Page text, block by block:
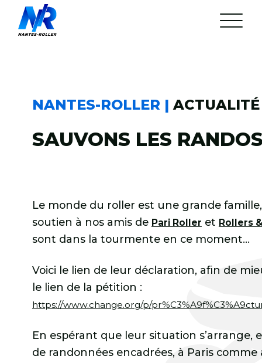
contenu
Réunion mensuelle
Nos Partenaires
La rando du Jeudi
Discord
Agenda
Actualités
SAUVONS LES
NANTES-ROLLER |
Le monde du roller est une grande
soutien à nos amis de Pari Roller et Rollers
sont dans la tourmente en ce moment…
Voici le lien de leur déclaration, afin de
le lien de la pétition :
https://www.change.org/p/
En espérant que leur situation
de randonnées encadrées, à Paris comme